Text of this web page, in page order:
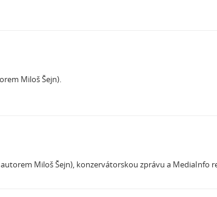
Miloš Šejn).
Miloš Šejn), konzervátorskou zprávu a MediaInfo